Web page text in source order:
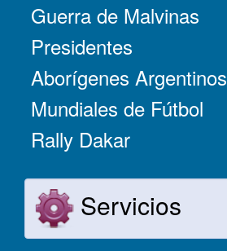
Guerra de Malvinas
Presidentes
Aborígenes Argentinos
Mundiales de Fútbol
Rally Dakar
Servicios